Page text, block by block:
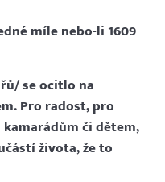
míle nebo-li 1609
se ocitlo na
Pro radost, pro
či dětem,
života, že to